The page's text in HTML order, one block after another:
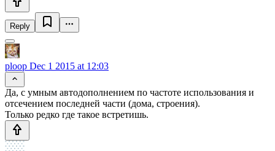
Reply
ploop Dec 1 2015 at 12:03
Да, с умным автодополнением по частоте использования и
отсечением последней части (дома, строения).
Только редко где такое встретишь.